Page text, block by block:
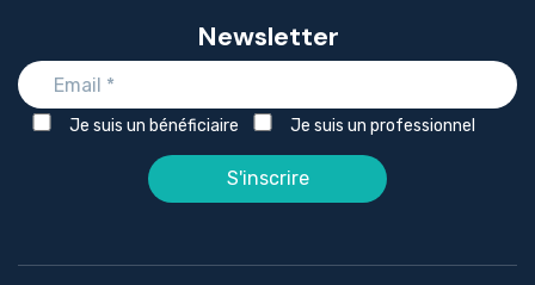
Newsletter
Je suis un bénéficiaire Je suis un professionnel